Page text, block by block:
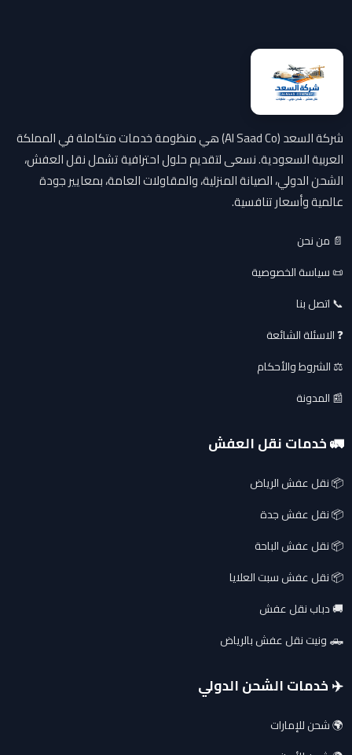
شركة السعد (Al Saad Co) هي منظومة خدمات متكاملة في المملكة
العربية السعودية. نسعى لتقديم حلول احترافية تشمل نقل العفش،
الشحن الدولي، الصيانة المنزلية، والمقاولات العامة، بمعايير جودة
عالمية وأسعار تنافسية.
📄 من نحن
📜 سياسة الخصوصية
📞 اتصل بنا
❓ الاسئلة الشائعة
⚖️ الشروط والأحكام
📰 المدونة
🚛 خدمات نقل العفش
📦 نقل عفش الرياض
📦 نقل عفش جدة
📦 نقل عفش الباحة
📦 نقل عفش سبت العلايا
🚚 دباب نقل عفش
🛻 ونيت نقل عفش بالرياض
✈️ خدمات الشحن الدولي
🌍 شحن للإمارات